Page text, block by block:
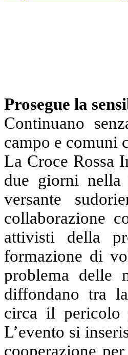
Prosegue la
Continuano
campo e comuni
La Croce Rossa
due giorni
versante
collaborazione
attivisti della
formazione di
problema delle
diffondano tra
circa il pericolo
L’evento si
cooperazione